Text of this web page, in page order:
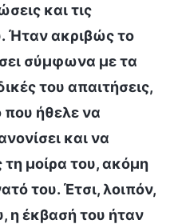
και τις
Ήταν ακριβώς το
σύμφωνα με τα
του απαιτήσεις,
που ήθελε να
και να
τη μοίρα του, ακόμη
του. Έτσι, λοιπόν,
η έκβασή του ήταν